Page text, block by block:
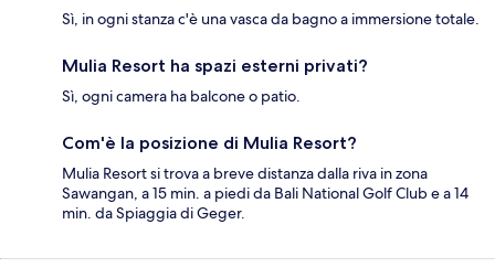
Sì, in ogni stanza c'è una vasca da bagno a immersione totale.
Mulia Resort ha spazi esterni privati?
Sì, ogni camera ha balcone o patio.
Com'è la posizione di Mulia Resort?
Mulia Resort si trova a breve distanza dalla riva in zona
Sawangan, a 15 min. a piedi da Bali National Golf Club e a 14
min. da Spiaggia di Geger.